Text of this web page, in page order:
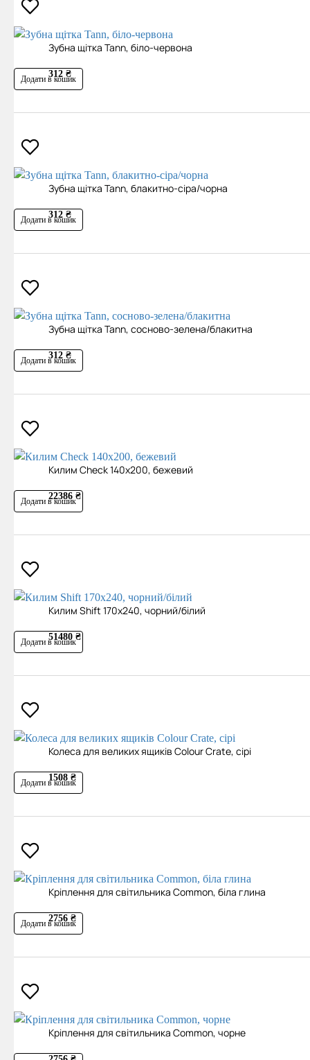
Зубна щітка Tann, біло-червона
312 ₴
Додати в кошик
Зубна щітка Tann, блакитно-сіра/чорна
312 ₴
Додати в кошик
Зубна щітка Tann, сосново-зелена/блакитна
312 ₴
Додати в кошик
Килим Check 140х200, бежевий
22386 ₴
Додати в кошик
Килим Shift 170х240, чорний/білий
51480 ₴
Додати в кошик
Колеса для великих ящиків Colour Crate, сірі
1508 ₴
Додати в кошик
Кріплення для світильника Common, біла глина
2756 ₴
Додати в кошик
Кріплення для світильника Common, чорне